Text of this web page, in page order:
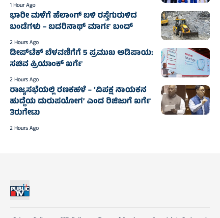
1 Hour Ago
ಭಾರೀ ಮಳೆಗೆ ಹೆಲಾಂಗ್ ಬಳಿ ರಸ್ತೆಗುರುಳಿದ
ಬಂಡೆಗಳು – ಬದರಿನಾಥ್‌ ಮಾರ್ಗ ಬಂದ್‌
2 Hours Ago
ಡೀಪ್‌ಟೆಕ್ ಬೆಳವಣಿಗೆಗೆ 5 ಪ್ರಮುಖ ಅಡಿಪಾಯ:
ಸಚಿವ ಪ್ರಿಯಾಂಕ್ ಖರ್ಗೆ
2 Hours Ago
ರಾಜ್ಯಸಭೆಯಲ್ಲಿ ರಣಕಹಳೆ – ‘ವಿಪಕ್ಷ ನಾಯಕನ
ಹುದ್ದೆಯ ದುರುಪಯೋಗ’ ಎಂದ ರಿಜಿಜುಗೆ ಖರ್ಗೆ
ತಿರುಗೇಟು
2 Hours Ago